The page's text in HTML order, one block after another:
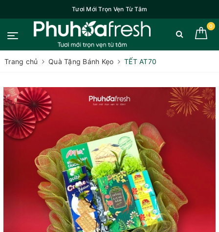
Tươi Mới Trọn Vẹn Từ Tâm
0
Trang chủ Quà Tặng Bánh Kẹo TẾT AT70